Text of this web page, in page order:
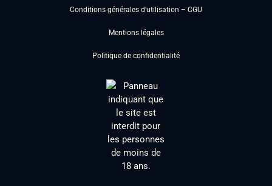
Conditions générales d’utilisation – CGU
Mentions légales
Politique de confidentialité